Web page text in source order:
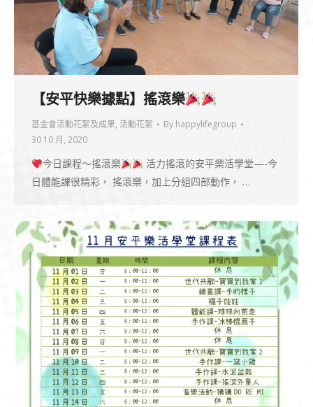
【安平快樂據點】搖滾樂
基金會活動花絮及成果, 活動花絮 By happylifegroup
30 10 月, 2020
今日課程～搖滾樂
活力搖滾的安平樂活學堂—-今
日體能課很精彩， 搖滾樂，加上分組四部動作， …